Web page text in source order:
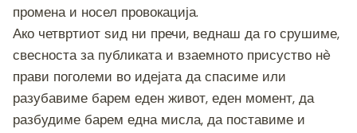
промена и носел провокација.
Ако четвртиот ѕид ни пречи, веднаш да го срушиме,
свесноста за публиката и взаемното присуство нè
прави поголеми во идејата да спасиме или
разубавиме барем еден живот, еден момент, да
разбудиме барем една мисла, да поставиме и